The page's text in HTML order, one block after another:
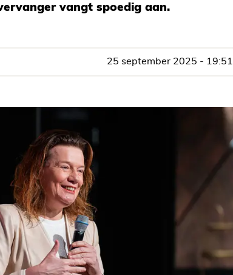
vangt spoedig aan.
25 september 2025 - 19:51